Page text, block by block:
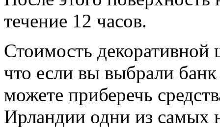
течение 12 часов.
Стоимость декоративной
что если вы выбрали
можете приберечь
Ирландии одни из самых